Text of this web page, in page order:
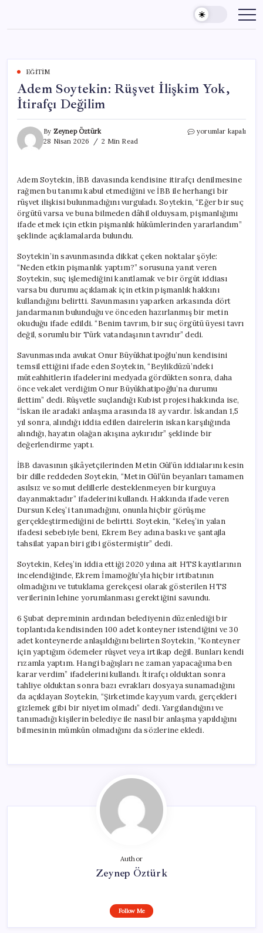
content
EĞITIM
Adem Soytekin: Rüşvet İlişkim Yok,
İtirafçı Değilim
By Zeynep Öztürk
28 Nisan 2026
2 Min Read
Adem
İtirafçı
Değilim
için
yorumlar kapalı
Adem Soytekin, İBB davasında kendisine itirafçı denilmesine
rağmen bu tanımı kabul etmediğini ve İBB ile herhangi bir
rüşvet ilişkisi bulunmadığını vurguladı. Soytekin, “Eğer bir suç
örgütü varsa ve buna bilmeden dâhil olduysam, pişmanlığımı
ifade etmek için etkin pişmanlık hükümlerinden yararlandım”
şeklinde açıklamalarda bulundu.
Soytekin’in savunmasında dikkat çeken noktalar şöyle:
“Neden etkin pişmanlık yaptım?” sorusuna yanıt veren
Soytekin, suç işlemediğini kanıtlamak ve bir örgüt iddiası
varsa bu durumu açıklamak için etkin pişmanlık hakkını
kullandığını belirtti. Savunmasını yaparken arkasında dört
jandarmanın bulunduğu ve önceden hazırlanmış bir metin
okuduğu ifade edildi. “Benim tavrım, bir suç örgütü üyesi tavrı
değil, sorumlu bir Türk vatandaşının tavrıdır” dedi.
Savunmasında avukat Onur Büyükhatipoğlu’nun kendisini
temsil ettiğini ifade eden Soytekin, “Beylikdüzü’ndeki
müteahhitlerin ifadelerini medyada gördükten sonra, daha
önce vekalet verdiğim Onur Büyükhatipoğlu’na durumu
ilettim” dedi. Rüşvetle suçlandığı Kubist projesi hakkında ise,
“İskan ile aradaki anlaşma arasında 18 ay vardır. İskandan 1,5
yıl sonra, alındığı iddia edilen dairelerin iskan karşılığında
alındığı, hayatın olağan akışına aykırıdır” şeklinde bir
değerlendirme yaptı.
İBB davasının şikâyetçilerinden Metin Gül’ün iddialarını kesin
bir dille reddeden Soytekin, “Metin Gül’ün beyanları tamamen
asılsız ve somut delillerle desteklenmeyen bir kurguya
dayanmaktadır” ifadelerini kullandı. Hakkında ifade veren
Dursun Keleş’i tanımadığını, onunla hiçbir görüşme
gerçekleştirmediğini de belirtti. Soytekin, “Keleş’in yalan
ifadesi sebebiyle beni, Ekrem Bey adına baskı ve şantajla
tahsilat yapan biri gibi göstermiştir” dedi.
Soytekin, Keleş’in iddia ettiği 2020 yılına ait HTS kayıtlarının
incelendiğinde, Ekrem İmamoğlu’yla hiçbir irtibatının
olmadığını ve tutuklama gerekçesi olarak gösterilen HTS
verilerinin lehine yorumlanması gerektiğini savundu.
6 Şubat depreminin ardından belediyenin düzenlediği bir
toplantıda kendisinden 100 adet konteyner istendiğini ve 30
adet konteynerde anlaşıldığını belirten Soytekin, “Konteyner
için yaptığım ödemeler rüşvet veya irtikap değil. Bunları kendi
rızamla yaptım. Hangi bağışları ne zaman yapacağıma ben
karar verdim” ifadelerini kullandı. İtirafçı olduktan sonra
tahliye olduktan sonra bazı evrakları dosyaya sunamadığını
da açıklayan Soytekin, “Şirketimde kayyum vardı, gerçekleri
gizlemek gibi bir niyetim olmadı” dedi. Yargılandığını ve
tanımadığı kişilerin belediye ile nasıl bir anlaşma yapıldığını
bilmesinin mümkün olmadığını da sözlerine ekledi.
Author
Zeynep Öztürk
Follow Me